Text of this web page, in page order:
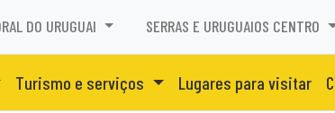
DO URUGUAI SERRAS E URUGUAIOS CENTRO
Turismo e serviços Lugares para visitar